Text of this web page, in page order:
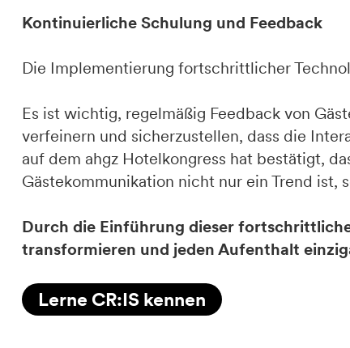
Kontinuierliche Schulung und Feedback
Die Implementierung fortschrittlicher
Es ist wichtig, regelmäßig Feedback von
verfeinern und sicherzustellen, dass die
auf dem ahgz Hotelkongress hat bestätigt,
Gästekommunikation nicht nur ein Trend
Durch die Einführung dieser
transformieren und jeden Aufenthalt
Lerne CR:IS kennen